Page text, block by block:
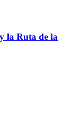
la Ruta de la